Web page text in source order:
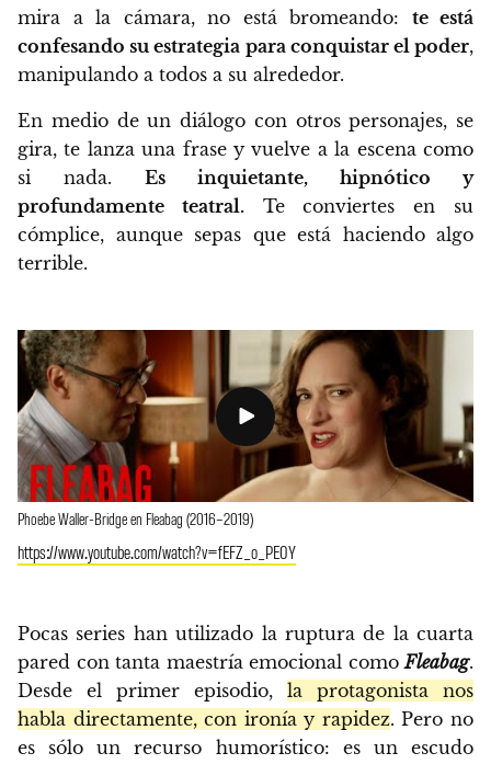
mira a la cámara, no está bromeando: te está
confesando su estrategia para conquistar el poder,
manipulando a todos a su alrededor.
En medio de un diálogo con otros personajes, se
gira, te lanza una frase y vuelve a la escena como
si nada. Es inquietante, hipnótico y
profundamente teatral.Te conviertes en su
cómplice, aunque sepas que está haciendo algo
terrible.
Phoebe Waller-Bridge en Fleabag (2016–2019)
https://www.youtube.com/watch?v=fEFZ_o_PE0Y
Pocas series han utilizado la ruptura de la cuarta
pared con tanta maestría emocional comoFleabag.
Desde el primer episodio, la protagonista nos
habla directamente, con ironía y rapidez. Pero no
es sólo un recurso humorístico: es un escudo